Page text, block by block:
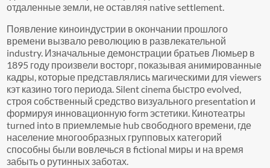
отдаленные земли, не оставляя native settlement.
Появление киноиндустрии в окончании прошлого
времени вызвало революцию в развлекательной
industry. Изначальные демонстрации братьев Люмьер в
1895 году произвели восторг, показывая анимированные
кадры, которые представлялись магическими для viewers
кэт казино того периода. Silent cinema быстро evolved,
строя собственный средство визуального presentation и
формируя инновационную form эстетики. Кинотеатры
turned into в приемлемые hub свободного времени, где
население многообразных групповых категорий
способны были вовлечься в fictional миры и на время
забыть о рутинных заботах.